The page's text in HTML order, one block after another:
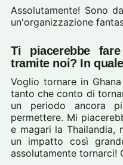
Assolutamente! Sono
un'organizzazione
Ti piacerebbe
tramite noi? In
Voglio tornare in
tanto che conto di
un periodo ancora
permettere. Mi
e magari la Thailandia,
un impatto così
assolutamente tornarci!